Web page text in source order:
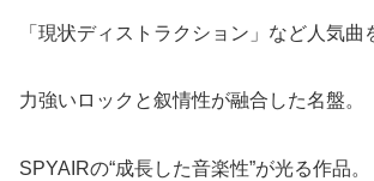
「現状ディストラクション」など人気曲
力強いロックと叙情性が融合した名盤。
SPYAIRの“成長した音楽性”が光る作品。